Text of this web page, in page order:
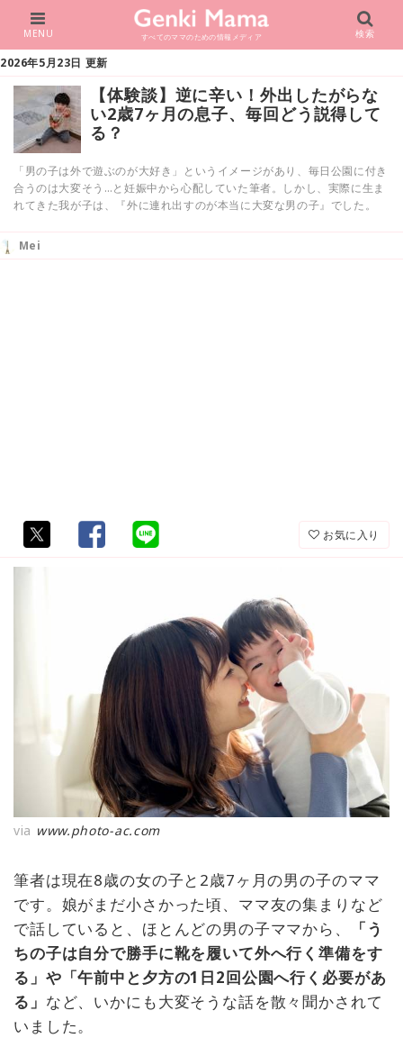
すべてのママのための情報メディア
MENU 検索
2026年5月23日 更新
【体験談】逆に辛い！外出したがらな
い2歳7ヶ月の息子、毎回どう説得して
る？
「男の子は外で遊ぶのが大好き」というイメージがあり、毎日公園に付き
合うのは大変そう…と妊娠中から心配していた筆者。しかし、実際に生ま
れてきた我が子は、『外に連れ出すのが本当に大変な男の子』でした。
Mei
お気に入り
via www.photo-ac.com
筆者は現在8歳の女の子と2歳7ヶ月の男の子のママ
です。娘がまだ小さかった頃、ママ友の集まりなど
で話していると、ほとんどの男の子ママから、
「う
ちの子は自分で勝手に靴を履いて外へ行く準備をす
る」や「午前中と夕方の1日2回公園へ行く必要があ
る」 など、いかにも大変そうな話を散々聞かされて
いました。